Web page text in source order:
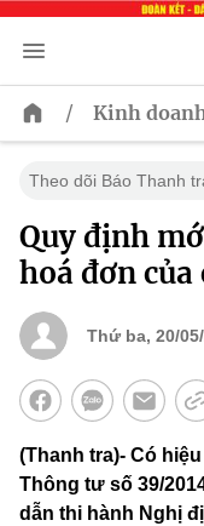
/ Kinh
Theo dõi Báo Thanh
Quy định
hoá đơn
Thứ ba, 20/
(Thanh tra)- Có
Thông tư số 39/
dẫn thi hành Nghị